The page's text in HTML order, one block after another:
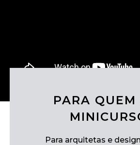
PARA QUEM
Para arquitetas e